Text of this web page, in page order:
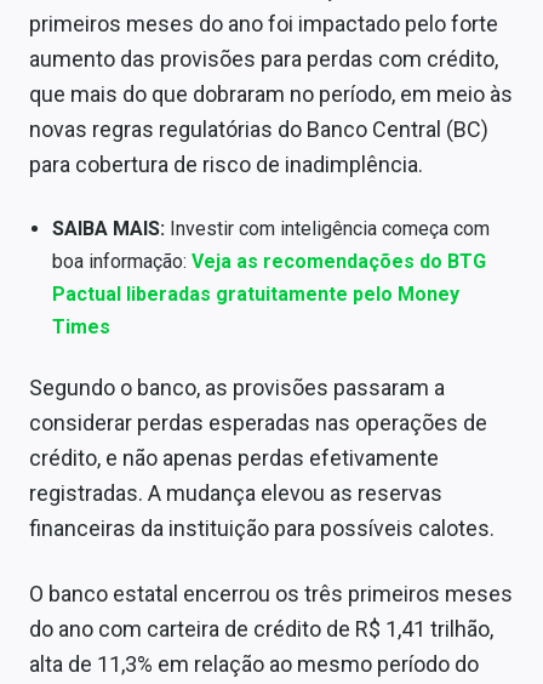
Expediente
Contato
primeiros meses do ano foi impactado pelo forte
aumento das provisões para perdas com crédito,
que mais do que dobraram no período, em meio às
novas regras regulatórias do Banco Central (BC)
para cobertura de risco de inadimplência.
SAIBA MAIS: Investir com inteligência começa com
boa informação:Veja as recomendações do BTG
Pactual liberadas gratuitamente pelo Money
Times
Segundo o banco, as provisões passaram a
considerar perdas esperadas nas operações de
crédito, e não apenas perdas efetivamente
registradas. A mudança elevou as reservas
financeiras da instituição para possíveis calotes.
O banco estatal encerrou os três primeiros meses
do ano com carteira de crédito de R$ 1,41 trilhão,
alta de 11,3% em relação ao mesmo período do